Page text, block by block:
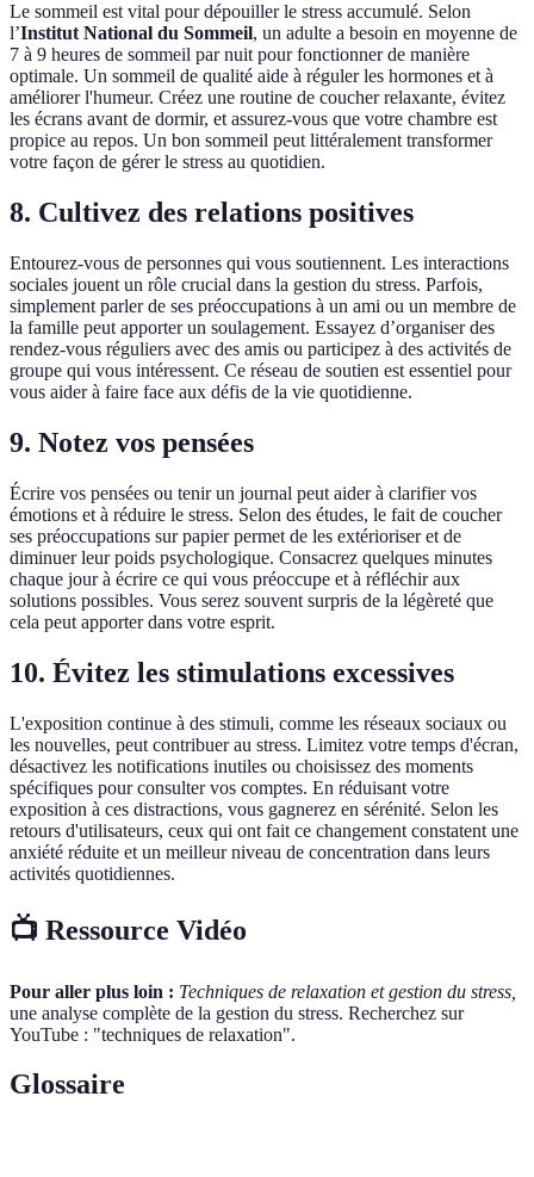
Le sommeil est vital pour dépouiller le stress accumulé. Selon
l’Institut National du Sommeil, un adulte a besoin en moyenne de
7 à 9 heures de sommeil par nuit pour fonctionner de manière
optimale. Un sommeil de qualité aide à réguler les hormones et à
améliorer l'humeur. Créez une routine de coucher relaxante, évitez
les écrans avant de dormir, et assurez-vous que votre chambre est
propice au repos. Un bon sommeil peut littéralement transformer
votre façon de gérer le stress au quotidien.
8. Cultivez des relations positives
Entourez-vous de personnes qui vous soutiennent. Les interactions
sociales jouent un rôle crucial dans la gestion du stress. Parfois,
simplement parler de ses préoccupations à un ami ou un membre de
la famille peut apporter un soulagement. Essayez d’organiser des
rendez-vous réguliers avec des amis ou participez à des activités de
groupe qui vous intéressent. Ce réseau de soutien est essentiel pour
vous aider à faire face aux défis de la vie quotidienne.
9. Notez vos pensées
Écrire vos pensées ou tenir un journal peut aider à clarifier vos
émotions et à réduire le stress. Selon des études, le fait de coucher
ses préoccupations sur papier permet de les extérioriser et de
diminuer leur poids psychologique. Consacrez quelques minutes
chaque jour à écrire ce qui vous préoccupe et à réfléchir aux
solutions possibles. Vous serez souvent surpris de la légèreté que
cela peut apporter dans votre esprit.
10. Évitez les stimulations excessives
L'exposition continue à des stimuli, comme les réseaux sociaux ou
les nouvelles, peut contribuer au stress. Limitez votre temps d'écran,
désactivez les notifications inutiles ou choisissez des moments
spécifiques pour consulter vos comptes. En réduisant votre
exposition à ces distractions, vous gagnerez en sérénité. Selon les
retours d'utilisateurs, ceux qui ont fait ce changement constatent une
anxiété réduite et un meilleur niveau de concentration dans leurs
activités quotidiennes.
📺 Ressource Vidéo
Pour aller plus loin : Techniques de relaxation et gestion du stress,
une analyse complète de la gestion du stress. Recherchez sur
YouTube : "techniques de relaxation".
Glossaire